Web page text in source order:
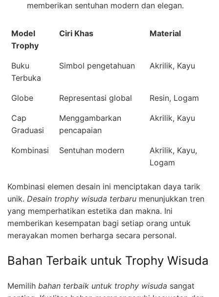
memberikan sentuhan modern dan elegan.
Model
Trophy
Ciri Khas Material
Buku
Terbuka
Simbol pengetahuan Akrilik, Kayu
Globe Representasi global Resin, Logam
Cap
Graduasi
Menggambarkan
pencapaian
Akrilik, Kayu
Kombinasi Sentuhan modern
Akrilik, Kayu,
Logam
Kombinasi elemen desain ini menciptakan daya tarik
unik. Desain trophy wisuda terbaru menunjukkan tren
yang memperhatikan estetika dan makna. Ini
memberikan kesempatan bagi setiap orang untuk
merayakan momen berharga secara personal.
Bahan Terbaik untuk Trophy Wisuda
Memilih bahan terbaik untuk trophy wisuda sangat